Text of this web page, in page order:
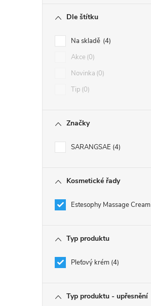
Dle štítku
Na skladě 4
Akce 0
Novinka 0
Tip 0
Značky
SARANGSAE 4
Kosmetické řady
Estesophy Massage Cream
Typ produktu
Pleťový krém 4
Typ produktu - upřesnění